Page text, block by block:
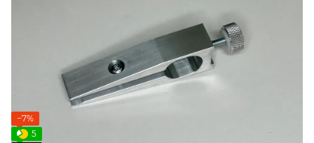
−7%
5